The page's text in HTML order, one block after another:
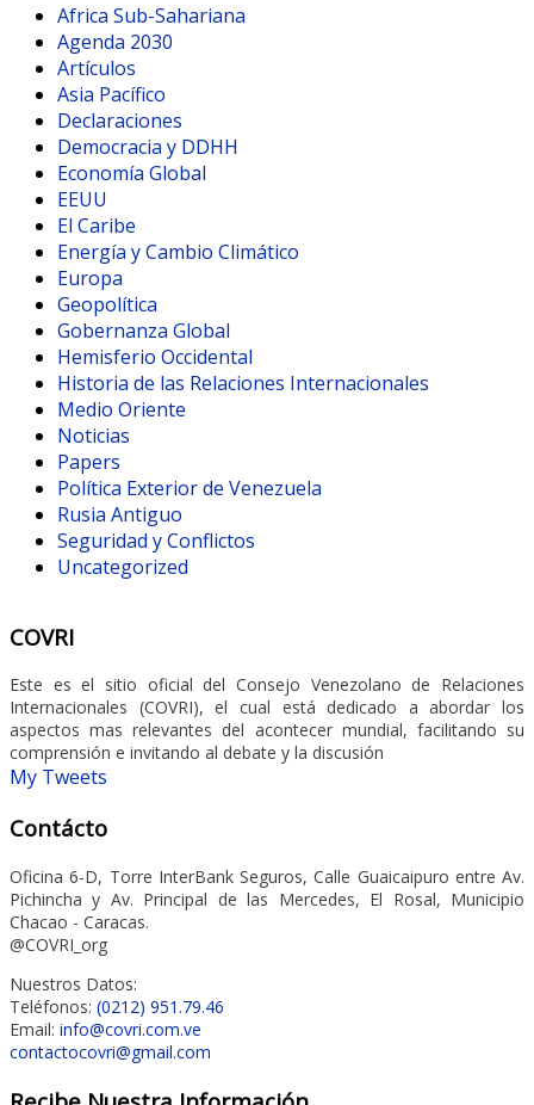
Africa Sub-Sahariana
Agenda 2030
Artículos
Asia Pacífico
Declaraciones
Democracia y DDHH
Economía Global
EEUU
El Caribe
Energía y Cambio Climático
Europa
Geopolítica
Gobernanza Global
Hemisferio Occidental
Historia de las Relaciones Internacionales
Medio Oriente
Noticias
Papers
Política Exterior de Venezuela
Rusia Antiguo
Seguridad y Conflictos
Uncategorized
COVRI
Este es el sitio oficial del Consejo Venezolano de Relaciones
Internacionales (COVRI), el cual está dedicado a abordar los
aspectos mas relevantes del acontecer mundial, facilitando su
comprensión e invitando al debate y la discusión
My Tweets
Contácto
Oficina 6-D, Torre InterBank Seguros, Calle Guaicaipuro entre Av.
Pichincha y Av. Principal de las Mercedes, El Rosal, Municipio
Chacao - Caracas.
@COVRI_org
Nuestros Datos:
Teléfonos: (0212) 951.79.46
Email: info@covri.com.ve
contactocovri@gmail.com